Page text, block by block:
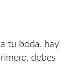
tu boda, hay
debes